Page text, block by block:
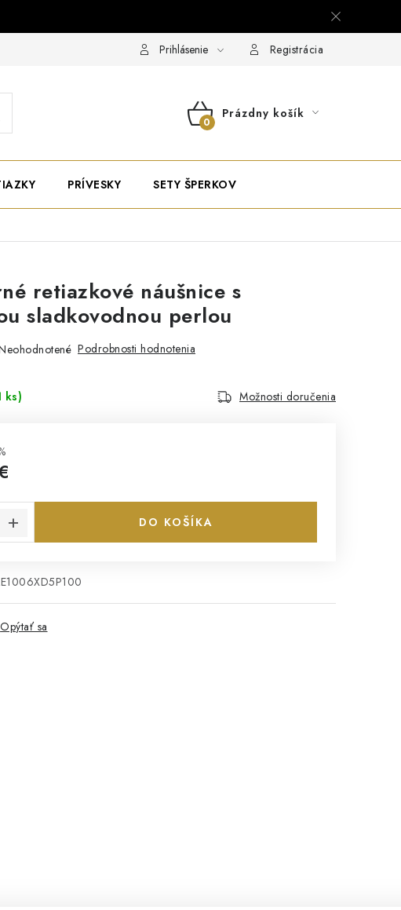
Prihlásenie Registrácia
NÁKUPNÝ
Prázdny košík
PRÍVESKY SETY ŠPERKOV
retiazkové náušnice s
sladkovodnou perlou
Podrobnosti hodnotenia
ks) Možnosti doručenia
DO KOŠÍKA
Opýtať sa